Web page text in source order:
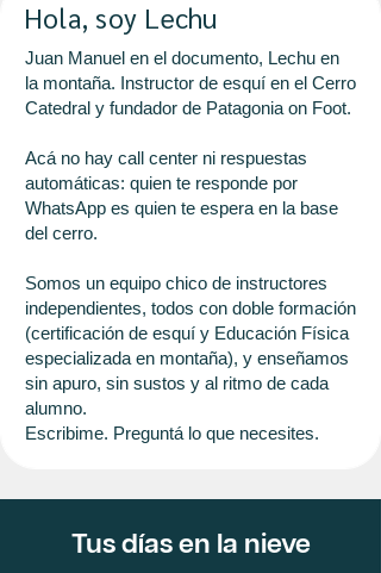
Hola, soy Lechu
Juan Manuel en el documento, Lechu en
la montaña. Instructor de esquí en el Cerro
Catedral y fundador de Patagonia on Foot.
Acá no hay call center ni respuestas
automáticas: quien te responde por
WhatsApp es quien te espera en la base
del cerro.
Somos un equipo chico de instructores
independientes, todos con doble formación
(certificación de esquí y Educación Física
especializada en montaña), y enseñamos
sin apuro, sin sustos y al ritmo de cada
alumno.
Escribime. Preguntá lo que necesites.
Tus días en la nieve